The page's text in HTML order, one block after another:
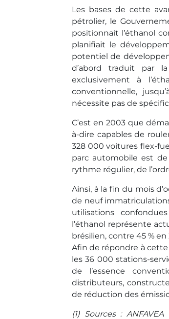
Les bases de cette
pétrolier, le
positionnait l’éthanol
planifiait le
potentiel de
d’abord traduit par
exclusivement à
conventionnelle,
nécessite pas de
C’est en 2003 que
à-dire capables de
328 000 voitures flex-
parc automobile est
rythme régulier, de
Ainsi, à la fin du mois
de neuf
utilisations
l’éthanol représente
brésilien, contre 45 % en
Afin de répondre à
les 36 000 stations-
de l’essence
distributeurs,
de réduction des
(1) Sources :